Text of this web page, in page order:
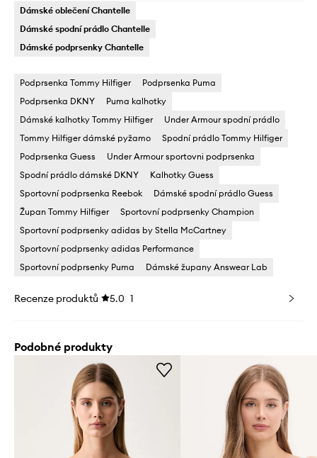
Dámské oblečení Chantelle
Dámské spodní prádlo Chantelle
Dámské podprsenky Chantelle
Podprsenka Tommy Hilfiger
Podprsenka Puma
Podprsenka DKNY
Puma kalhotky
Dámské kalhotky Tommy Hilfiger
Under Armour spodní prádlo
Tommy Hilfiger dámské pyžamo
Spodní prádlo Tommy Hilfiger
Podprsenka Guess
Under Armour sportovni podprsenka
Spodní prádlo dámské DKNY
Kalhotky Guess
Sportovní podprsenka Reebok
Dámské spodní prádlo Guess
Župan Tommy Hilfiger
Sportovní podprsenky Champion
Sportovní podprsenky adidas by Stella McCartney
Sportovní podprsenky adidas Performance
Sportovní podprsenky Puma
Dámské župany Answear Lab
Recenze produktů 5.0 1
Podobné produkty